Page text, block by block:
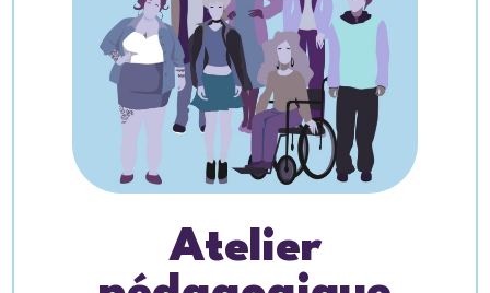
Atelier